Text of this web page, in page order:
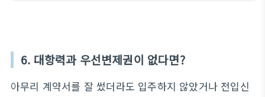
6. 대항력과 우선변제권이 없다면?
아무리 계약서를 잘 썼더라도 입주하지 않았거나 전입신